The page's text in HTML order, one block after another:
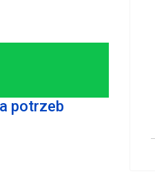
potrzeb